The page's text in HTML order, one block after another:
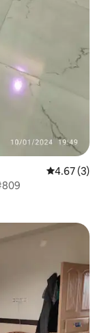
Calificación
4.67 (3)